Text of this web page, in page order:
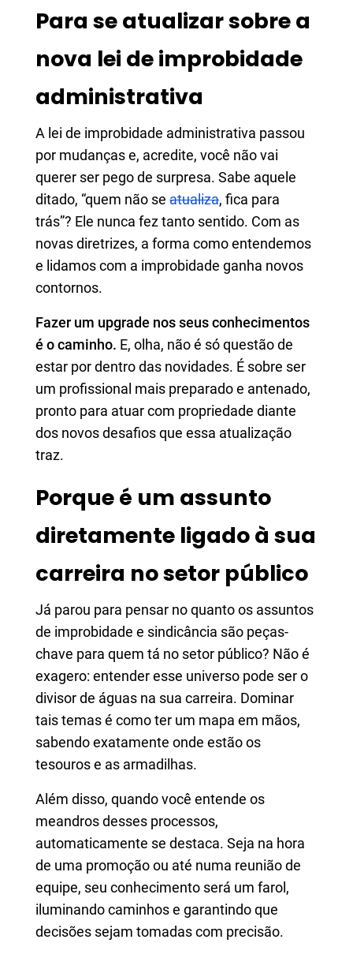
Para se atualizar sobre a
nova lei de improbidade
administrativa
A lei de improbidade administrativa passou
por mudanças e, acredite, você não vai
querer ser pego de surpresa. Sabe aquele
ditado, “quem não se atualiza, fica para
trás”? Ele nunca fez tanto sentido. Com as
novas diretrizes, a forma como entendemos
e lidamos com a improbidade ganha novos
contornos.
Fazer um upgrade nos seus conhecimentos
é o caminho. E, olha, não é só questão de
estar por dentro das novidades. É sobre ser
um profissional mais preparado e antenado,
pronto para atuar com propriedade diante
dos novos desafios que essa atualização
traz.
Porque é um assunto
diretamente ligado à sua
carreira no setor público
Já parou para pensar no quanto os assuntos
de improbidade e sindicância são peças-
chave para quem tá no setor público? Não é
exagero: entender esse universo pode ser o
divisor de águas na sua carreira. Dominar
tais temas é como ter um mapa em mãos,
sabendo exatamente onde estão os
tesouros e as armadilhas.
Além disso, quando você entende os
meandros desses processos,
automaticamente se destaca. Seja na hora
de uma promoção ou até numa reunião de
equipe, seu conhecimento será um farol,
iluminando caminhos e garantindo que
decisões sejam tomadas com precisão.